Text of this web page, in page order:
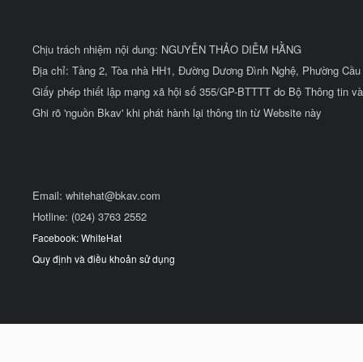
Chịu trách nhiệm nội dung: NGUYỄN THẢO DIỄM HẰNG
Địa chỉ: Tầng 2, Tòa nhà HH1, Đường Dương Đình Nghệ, Phường
Giấy phép thiết lập mạng xã hội số 355/GP-BTTTT do Bộ Thông tin
Ghi rõ 'nguồn Bkav' khi phát hành lại thông tin từ Website này
Email: whitehat@bkav.com
Hotline: (024) 3763 2552
Facebook: WhiteHat
Quy định và điều khoản sử dụng